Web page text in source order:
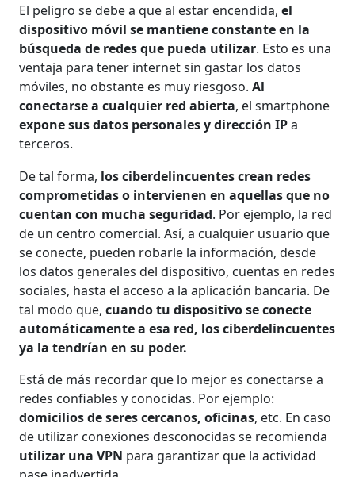
El peligro se debe a que al estar encendida,el
dispositivo móvil se mantiene constante en la
búsqueda de redes que pueda utilizar. Esto es una
ventaja para tener internet sin gastar los datos
móviles, no obstante es muy riesgoso.Al
conectarse a cualquier red abierta, el smartphone
expone sus datos personales y dirección IPa
terceros.
De tal forma, los ciberdelincuentes crean redes
comprometidas o intervienen en aquellas que no
cuentan con mucha seguridad. Por ejemplo, la red
de un centro comercial. Así, a cualquier usuario que
se conecte, pueden robarle la información, desde
los datos generales del dispositivo, cuentas en redes
sociales, hasta el acceso a la aplicación bancaria. De
tal modo que,cuando tu dispositivo se conecte
automáticamente a esa red, los ciberdelincuentes
ya la tendrían en su poder.
Está de más recordar que lo mejor es conectarse a
redes confiables y conocidas. Por ejemplo:
domicilios de seres cercanos, oficinas, etc. En caso
de utilizar conexiones desconocidas se recomienda
utilizar una VPN para garantizar que la actividad